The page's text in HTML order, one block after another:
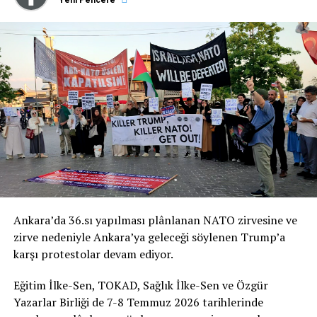
İmza Kampanyası’nın Bildiri Metni
NATO’YA HAYIR!
NATO ZİRVESİ İHANETTİR!
“Zulmedenlere meyletmeyin, sonra size ateş
dokunur! Sizin Allah’tan başka dostlarınız yoktur.
Sonra yardım da göremezsiniz.” (Hûd Suresi, 11/113)
Ankara’da 36.sı yapılması plânlanan NATO zirvesine ve
zirve nedeniyle Ankara’ya geleceği söylenen Trump’a
karşı protestolar devam ediyor.
Eğitim İlke-Sen, TOKAD, Sağlık İlke-Sen ve Özgür
Yazarlar Birliği de 7-8 Temmuz 2026 tarihlerinde